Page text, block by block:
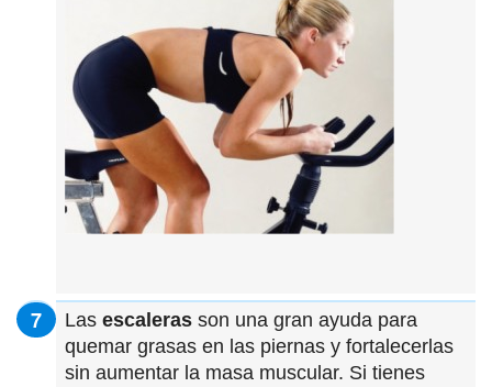
Las escaleras son una gran ayuda para
quemar grasas en las piernas y fortalecerlas
sin aumentar la masa muscular. Si tienes